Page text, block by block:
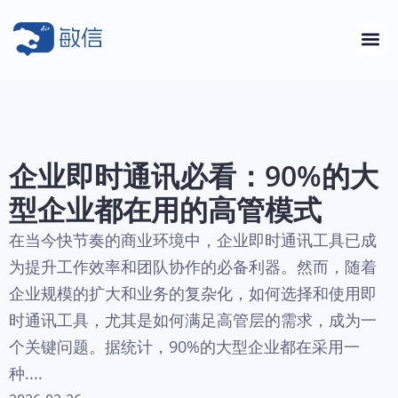
企业即时通讯必看：90%的大
型企业都在用的高管模式
在当今快节奏的商业环境中，企业即时通讯工具已成
为提升工作效率和团队协作的必备利器。然而，随着
企业规模的扩大和业务的复杂化，如何选择和使用即
时通讯工具，尤其是如何满足高管层的需求，成为一
个关键问题。据统计，90%的大型企业都在采用一
种....